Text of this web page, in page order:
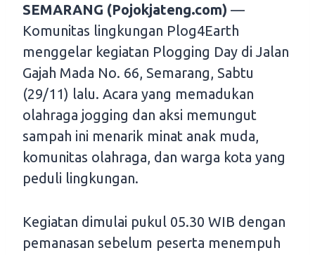
SEMARANG (Pojokjateng.com) —
Komunitas lingkungan Plog4Earth
menggelar kegiatan Plogging Day di Jalan
Gajah Mada No. 66, Semarang, Sabtu
(29/11) lalu. Acara yang memadukan
olahraga jogging dan aksi memungut
sampah ini menarik minat anak muda,
komunitas olahraga, dan warga kota yang
peduli lingkungan.
Kegiatan dimulai pukul 05.30 WIB dengan
pemanasan sebelum peserta menempuh